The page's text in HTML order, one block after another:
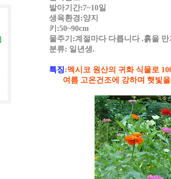
발아기간:7~10일
생육환경:양지
키:50~90cm
물주기:계절마다 다릅니다 .흙을
분류: 일년생.
특징:멕시코 원산의 귀화 식물로
여름 고온건조에 강하며 햇빛을